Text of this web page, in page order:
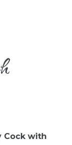
Cock with